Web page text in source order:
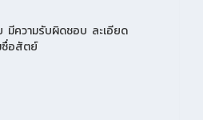
ามรับผิดชอบ ละเอียด
ซื่อสัตย์